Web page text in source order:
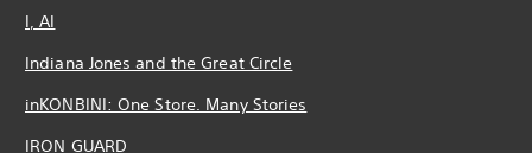
I, AI
Indiana Jones and the Great Circle
inKONBINI: One Store. Many Stories
IRON GUARD